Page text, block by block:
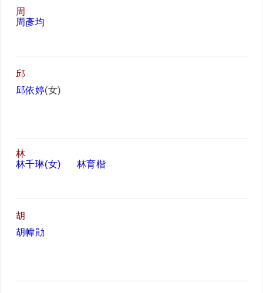
周
周彥均
邱
邱依婷(女)
林
林千琳(女)
林育楷
胡
胡幃勛